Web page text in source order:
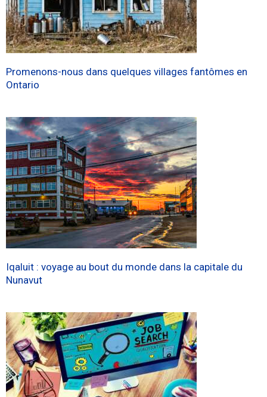
Promenons-nous dans quelques villages fantômes en
Ontario
Iqaluit : voyage au bout du monde dans la capitale du
Nunavut